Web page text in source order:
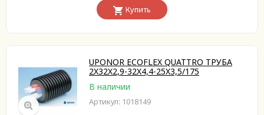
Купить
UPONOR ECOFLEX QUATTRO ТРУБА
2X32X2,9-32X4,4-25X3,5/175
В наличии
Артикул: 1018149